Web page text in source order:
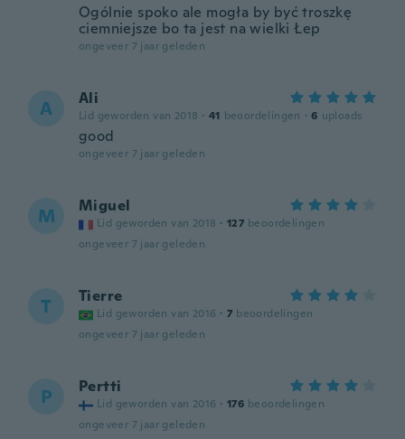
Ogólnie spoko ale mogła by być troszkę
ciemniejsze bo ta jest na wielki Łep
ongeveer 7 jaar geleden
A Ali
Lid geworden van 2018 · 41 beoordelingen · 6 uploads
good
ongeveer 7 jaar geleden
M Miguel
Lid geworden van 2018 · 127 beoordelingen
ongeveer 7 jaar geleden
T Tierre
Lid geworden van 2016 · 7 beoordelingen
ongeveer 7 jaar geleden
P Pertti
Lid geworden van 2016 · 176 beoordelingen
ongeveer 7 jaar geleden